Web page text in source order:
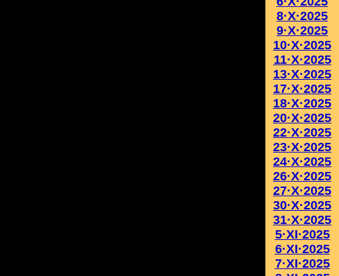
8·X·2025
9·X·2025
10·X·2025
11·X·2025
13·X·2025
17·X·2025
18·X·2025
20·X·2025
22·X·2025
23·X·2025
24·X·2025
26·X·2025
27·X·2025
30·X·2025
31·X·2025
5·XI·2025
6·XI·2025
7·XI·2025